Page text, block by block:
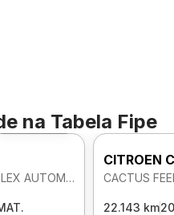
na Tabela Fipe
Foto 360º
CACTUS FEEL PACK 1.6 16V FLEX AUTOMATICO
CITROEN
CACTUS
22.143 km